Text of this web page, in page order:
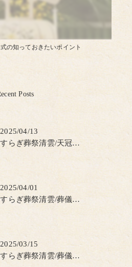
の知っておきたいポイント
Posts
2025/04/13
やすらぎ葬祭清雲/天冠（てんかん）とは？
2025/04/01
やすらぎ葬祭清雲/葬儀の見積書について知っておきたいポイント
2025/03/15
やすらぎ葬祭清雲/葬儀で蝋燭を使う理由とは